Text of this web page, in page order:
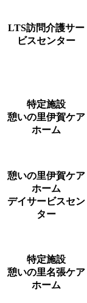
LTS訪問介護サー
ビスセンター
特定施設
憩いの里伊賀ケア
ホーム
憩いの里伊賀ケア
ホーム
デイサービスセン
ター
特定施設
憩いの里名張ケア
ホーム